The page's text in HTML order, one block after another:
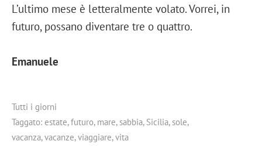
L’ultimo mese è letteralmente volato. Vorrei, in
futuro, possano diventare tre o quattro.
Emanuele
Tutti i giorni
Taggato: estate,futuro, mare,sabbia, Sicilia,sole,
vacanza,vacanze,viaggiare,vita